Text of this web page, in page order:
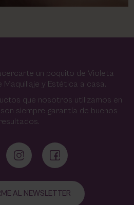
un poquito de Violeta
y Estética a casa.
que nosotros utilizamos en
siempre garantía de buenos
AL NEWSLETTER